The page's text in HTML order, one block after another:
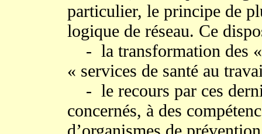
particulier, le principe de
logique de réseau. Ce
- la transformation des «
« services de santé au
- le recours par ces
concernés, à des